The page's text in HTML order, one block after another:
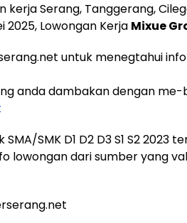
kerja Serang, Tanggerang,
2025, Lowongan Kerja Mixue
untuk menegtahui
anda dambakan dengan
SMK D1 D2 D3 S1 S2
lowongan dari sumber yang